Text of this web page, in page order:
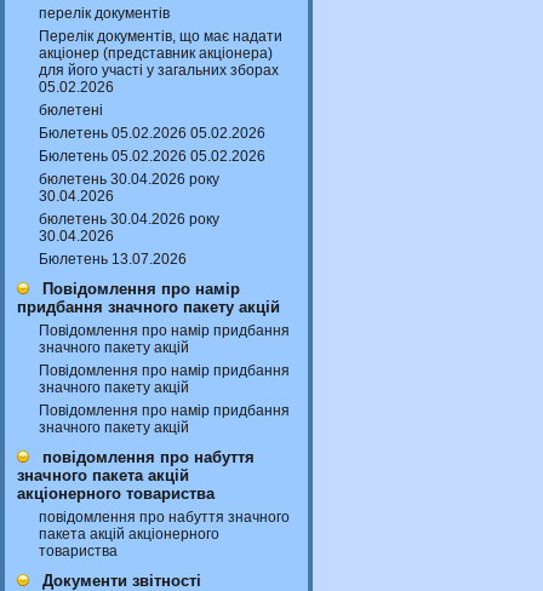
перелік документів
Перелік документів, що має надати
акціонер (представник акціонера)
для його участі у загальних зборах
05.02.2026
бюлетені
Бюлетень 05.02.2026 05.02.2026
Бюлетень 05.02.2026 05.02.2026
бюлетень 30.04.2026 року
30.04.2026
бюлетень 30.04.2026 року
30.04.2026
Бюлетень 13.07.2026
Повідомлення про намір
придбання значного пакету акцій
Повідомлення про намір придбання
значного пакету акцій
Повідомлення про намір придбання
значного пакету акцій
Повідомлення про намір придбання
значного пакету акцій
повідомлення про набуття
значного пакета акцій
акціонерного товариства
повідомлення про набуття значного
пакета акцій акціонерного
товариства
Документи звітності